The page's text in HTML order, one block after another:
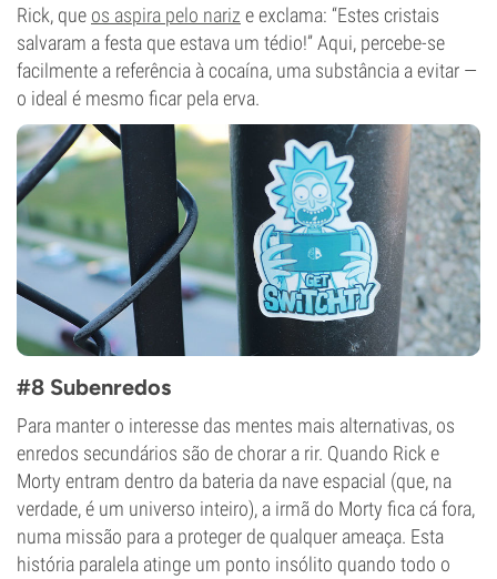
Rick, que os aspira pelo nariz e exclama: “Estes cristais
salvaram a festa que estava um tédio!” Aqui, percebe-se
facilmente a referência à cocaína, uma substância a evitar —
o ideal é mesmo ficar pela erva.
#8 Subenredos
Para manter o interesse das mentes mais alternativas, os
enredos secundários são de chorar a rir. Quando Rick e
Morty entram dentro da bateria da nave espacial (que, na
verdade, é um universo inteiro), a irmã do Morty fica cá fora,
numa missão para a proteger de qualquer ameaça. Esta
história paralela atinge um ponto insólito quando todo o